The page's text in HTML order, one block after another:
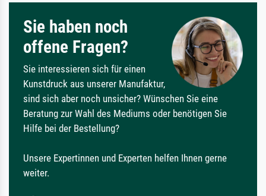
Sie haben noch
offene Fragen?
Sie interessieren sich für einen
Kunstdruck aus unserer Manufaktur,
sind sich aber noch unsicher? Wünschen Sie eine
Beratung zur Wahl des Mediums oder benötigen Sie
Hilfe bei der Bestellung?
Unsere Expertinnen und Experten helfen Ihnen gerne
weiter.